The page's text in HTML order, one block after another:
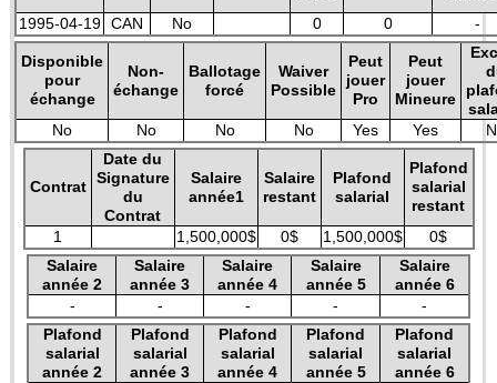
1995-04-19 CAN No 0 0 -
Disponible
pour
échange
Non-
échange
Ballotage
forcé
Waiver
Possible
Peut
jouer
Pro
Peut
jouer
Mineure
No
No No No Yes Yes
Contrat
Date du
Signature
du
Contrat
Salaire
année1
Salaire
restant
Plafond
salarial
Plafond
salarial
restant
1
1,500,000$ 0$ 1,500,000$
0$
Salaire
année 2
Salaire
année 3
Salaire
année 4
Salaire
année 5
Salaire
année 6
-
- - -
-
Plafond
salarial
année 2
Plafond
salarial
année 3
Plafond
salarial
année 4
Plafond
salarial
année 5
Plafond
salarial
année 6